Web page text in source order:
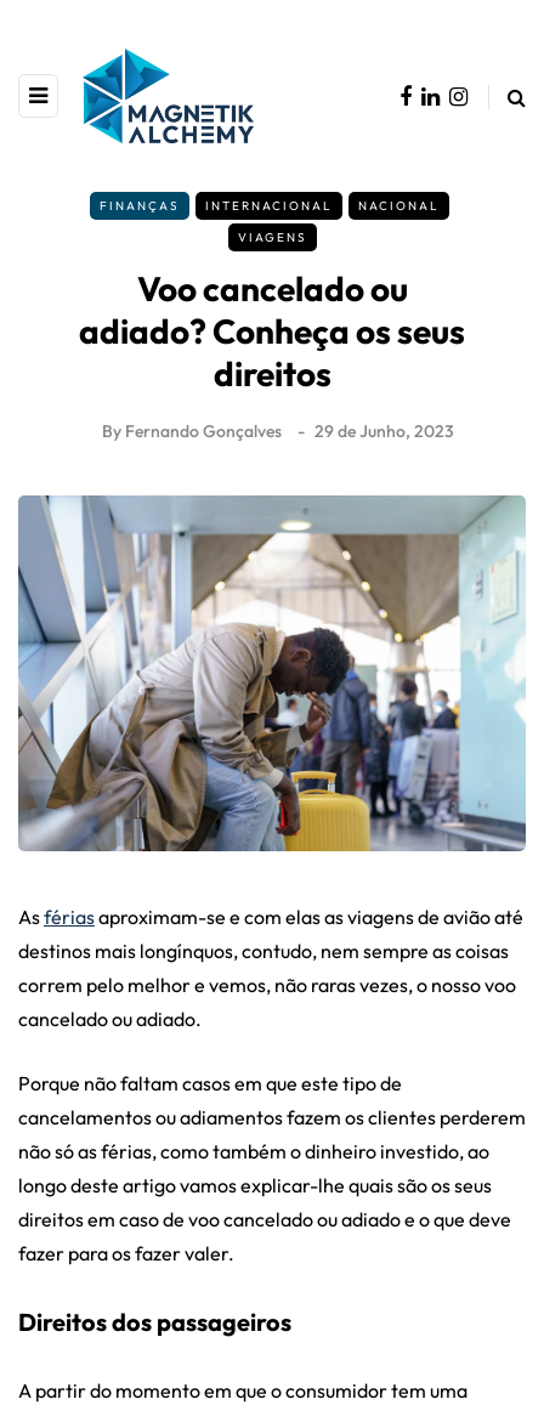
FINANÇAS INTERNACIONAL
NACIONAL
VIAGENS
Voo cancelado ou
adiado? Conheça os seus
direitos
By Fernando Gonçalves 29 de Junho, 2023
Asfériasaproximam-se e com elas as viagens de avião até
destinos mais longínquos, contudo, nem sempre as coisas
correm pelo melhor e vemos, não raras vezes, o nosso voo
cancelado ou adiado.
Porque não faltam casos em que este tipo de
cancelamentos ou adiamentos fazem os clientes perderem
não só as férias, como também o dinheiro investido, ao
longo deste artigo vamos explicar-lhe quais são os seus
direitos em caso de voo cancelado ou adiado e o que deve
fazer para os fazer valer.
Direitos dos passageiros
A partir do momento em que o consumidor tem uma